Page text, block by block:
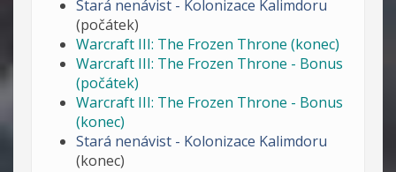
Stará nenávist - Kolonizace Kalimdoru
(počátek)
Warcraft III: The Frozen Throne (konec)
Warcraft III: The Frozen Throne - Bonus
(počátek)
Warcraft III: The Frozen Throne - Bonus
(konec)
Stará nenávist - Kolonizace Kalimdoru
(konec)